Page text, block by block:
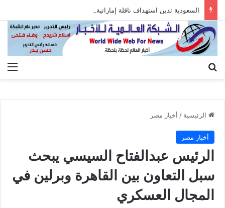
السعودية تدين استهداف ناقلة إماراتية أثناء عبورها هرمز
الرئيسية / أخبار مصر
أخبار مصر
الرئيس عبدالفتاح السيسي يبحث
سبل التعاون بين القاهرة وبرلين في
المجال العسكري